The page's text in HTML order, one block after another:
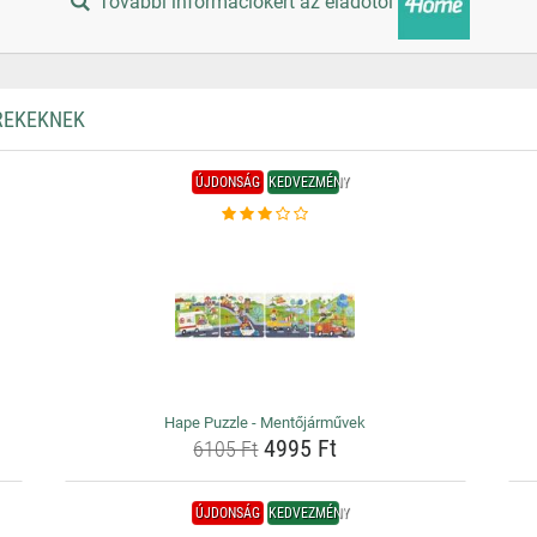
ÚJDONSÁG KEDVEZMÉNY
Hape Puzzle - Mentőjárművek
6105 Ft4995 Ft
ÚJDONSÁG KEDVEZMÉNY